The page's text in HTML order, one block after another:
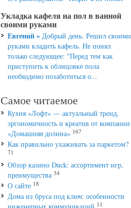
Укладка кафеля на пол в ванной
своими руками
Евгений »Добрый день. Решил своими
руками кладить кафель. Не понял
только следующее: "Перед тем как
приступить к облицовке пола
необходимо позаботиться о...
Самое читаемое
Кухня «Лофт» — актуальный тренд,
эргономичность и креатив от компании
«Домашняя долина» 167
Как правильно ухаживать за паркетом?
71
Обзор казино Duck: ассортимент игр,
преимущества 34
О сайте 18
Дома из бруса под ключ: особенности
11